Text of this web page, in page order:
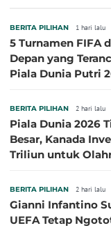
BERITA PILIHAN 1 hari lalu
5 Turnamen FIFA
Depan yang
Piala Dunia Putri
BERITA PILIHAN 2 hari lalu
Piala Dunia 2026
Besar, Kanada
Triliun untuk
BERITA PILIHAN 2 hari lalu
Gianni Infantino
UEFA Tetap